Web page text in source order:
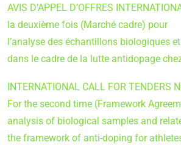
AVIS D’APPEL D’OFFRES
la deuxième fois (Marché cadre) pour
l’analyse des échantillons biologiques
dans le cadre de la lutte antidopage
INTERNATIONAL CALL FOR TENDERS
For the second time (Framework
analysis of biological samples and
the framework of anti-doping for